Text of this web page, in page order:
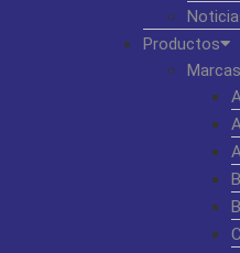
Productos